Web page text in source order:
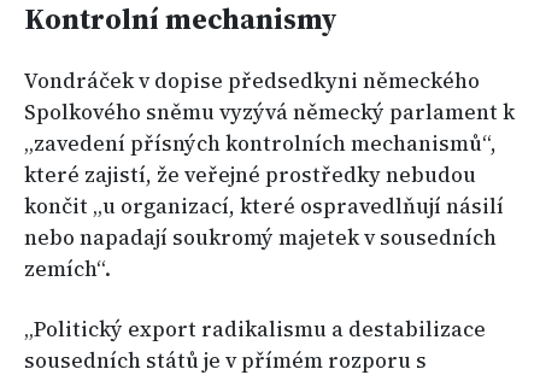
Kontrolní mechanismy
Vondráček v dopise předsedkyni německého
Spolkového sněmu vyzývá německý parlament k
„zavedení přísných kontrolních mechanismů“,
které zajistí, že veřejné prostředky nebudou
končit „u organizací, které ospravedlňují násilí
nebo napadají soukromý majetek v sousedních
zemích“.
​„Politický export radikalismu a destabilizace
sousedních států je v přímém rozporu s